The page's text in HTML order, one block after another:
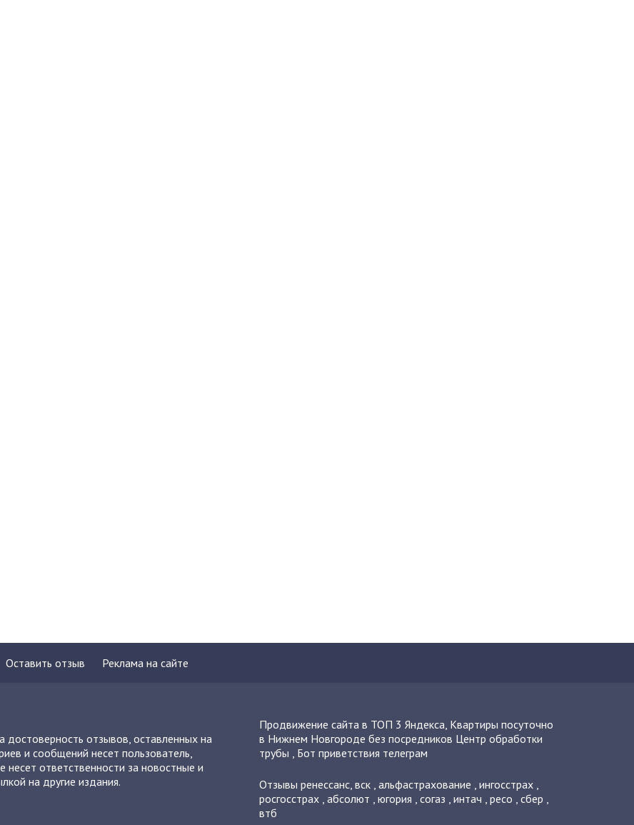
Оставить отзыв Реклама на сайте
достоверность отзывов, оставленных на
и сообщений несет пользователь,
ответственности за новостные и
на другие издания.
Продвижение сайта в ТОП 3 Яндекса, Квартиры посуточно
в Нижнем Новгороде без посредников Центр обработки
трубы , Бот приветствия телеграм
Отзывы ренессанс, вск, альфастрахование , ингосстрах,
росгосстрах, абсолют , югория , согаз , интач , ресо , сбер ,
втб